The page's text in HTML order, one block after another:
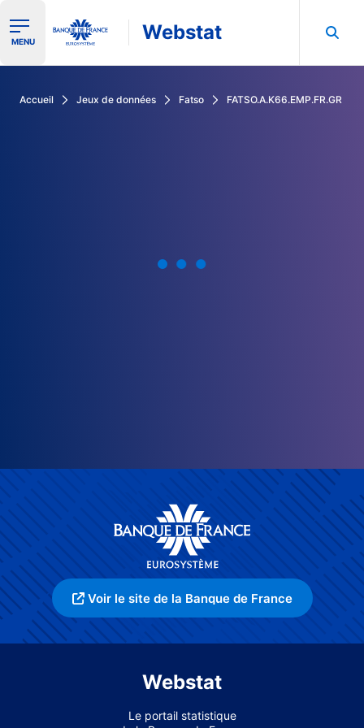
Ouvrir le menu de navigation
MENU Webstat
Accueil Jeux de données Fatso FATSO.A.K66.EMP.FR.GR
Voir le site de la Banque de France
Webstat
Le portail statistique